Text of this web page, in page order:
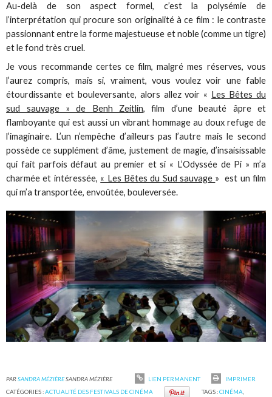
Au-delà de son aspect formel, c’est la polysémie de
l’interprétation qui procure son originalité à ce film : le contraste
passionnant entre la forme majestueuse et noble (comme un tigre)
et le fond très cruel.
Je vous recommande certes ce film, malgré mes réserves, vous
l’aurez compris, mais si, vraiment, vous voulez voir une fable
étourdissante et bouleversante, alors allez voir « Les Bêtes du
sud sauvage » de Benh Zeitlin, film d’une beauté âpre et
flamboyante qui est aussi un vibrant hommage au doux refuge de
l’imaginaire. L’un n’empêche d’ailleurs pas l’autre mais le second
possède ce supplément d’âme, justement de magie, d’insaisissable
qui fait parfois défaut au premier et si « L’Odyssée de Pi » m’a
charmée et intéressée, « Les Bêtes du Sud sauvage » est un film
qui m’a transportée, envoûtée, bouleversée.
PARSANDRA MÉZIÈRESANDRA MÉZIÈRE LIEN PERMANENT
IMPRIMER
CATÉGORIES :ACTUALITÉ DES FESTIVALS DE CINÉMA TAGS :CINÉMA